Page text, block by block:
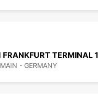
TERMINAL 1
- GERMANY